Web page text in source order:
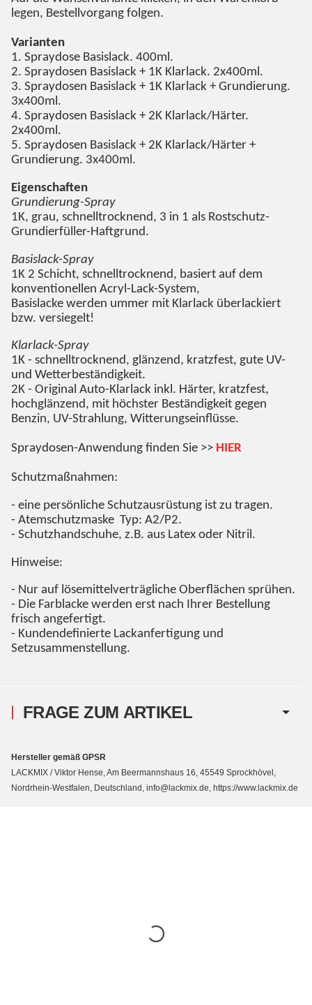
legen, Bestellvorgang folgen.
Varianten
1. Spraydose Basislack. 400ml.
2. Spraydosen Basislack + 1K Klarlack. 2x400ml.
3. Spraydosen Basislack + 1K Klarlack + Grundierung.
3x400ml.
4. Spraydosen Basislack + 2K Klarlack/Härter.
2x400ml.
5. Spraydosen Basislack + 2K Klarlack/Härter +
Grundierung. 3x400ml.
Eigenschaften
Grundierung-Spray
1K, grau, schnelltrocknend, 3 in 1 als Rostschutz-
Grundierfüller-Haftgrund.
Basislack-Spray
1K 2 Schicht, schnelltrocknend, basiert auf dem
konventionellen Acryl-Lack-System,
Basislacke werden ummer mit Klarlack überlackiert
bzw. versiegelt!
Klarlack-Spray
1K - schnelltrocknend, glänzend, kratzfest, gute UV-
und Wetterbeständigkeit.
2K - Original Auto-Klarlack inkl. Härter, kratzfest,
hochglänzend, mit höchster Beständigkeit gegen
Benzin, UV-Strahlung, Witterungseinflüsse.
Spraydosen-Anwendung finden Sie >> HIER
Schutzmaßnahmen:
- eine persönliche Schutzausrüstung ist zu tragen.
- Atemschutzmaske Typ: A2/P2.
- Schutzhandschuhe, z.B. aus Latex oder Nitril.
Hinweise:
- Nur auf lösemittelverträgliche Oberflächen sprühen.
- Die Farblacke werden erst nach Ihrer Bestellung
frisch angefertigt.
- Kundendefinierte Lackanfertigung und
Setzusammenstellung.
FRAGE ZUM ARTIKEL
Hersteller gemäß GPSR
LACKMIX / Viktor Hense, Am Beermannshaus 16, 45549 Sprockhövel,
Nordrhein-Westfalen, Deutschland, info@lackmix.de, https://www.lackmix.de